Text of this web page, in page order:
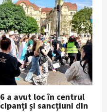
a avut loc în centrul
și sancțiuni din